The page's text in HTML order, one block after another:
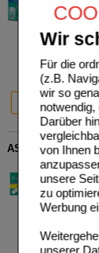
Wir
Für die
(z.B.
wir so
Darüber
von Ihnen
unsere
zu
Werbung
unserer
10St
zum
10 St
41%
ASPIRIN Plus C
Bayer
20St